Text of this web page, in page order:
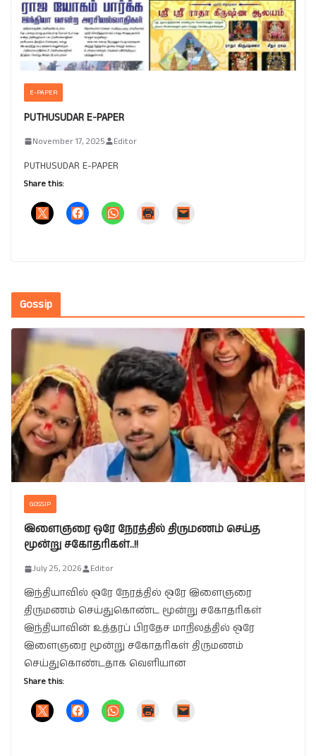
E-PAPER
PUTHUSUDAR E-PAPER
November 17, 2025 Editor
PUTHUSUDAR E-PAPER
Share this:
Gossip
GOSSIP
இளைஞரை ஒரே நேரத்தில் திருமணம் செய்த
மூன்று சகோதரிகள்..!!
July 25, 2026 Editor
இந்தியாவில் ஒரே நேரத்தில் ஒரே இளைஞரை
திருமணம் செய்துகொண்ட மூன்று சகோதரிகள்
இந்தியாவின் உத்தரப் பிரதேச மாநிலத்தில் ஒரே
இளைஞரை மூன்று சகோதரிகள் திருமணம்
செய்துகொண்டதாக வெளியான
Share this: